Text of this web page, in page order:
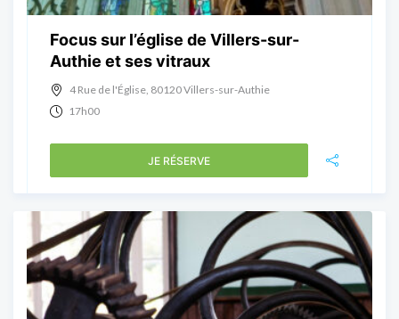
Focus sur l’église de Villers-sur-
Authie et ses vitraux
4 Rue de l'Église, 80120 Villers-sur-Authie
17h00
JE RÉSERVE